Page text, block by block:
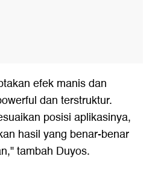
efek manis dan
dan terstruktur.
posisi aplikasinya,
hasil yang benar-benar
tambah Duyos.